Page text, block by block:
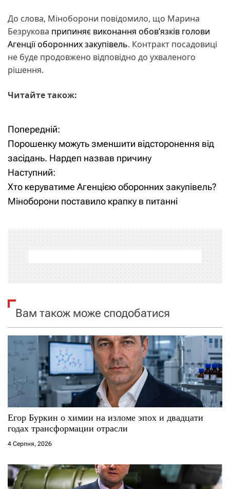
До слова, Міноборони повідомило, що Марина
Безрукова припиняє виконання обов’язків голови
Агенції оборонних закупівель. Контракт посадовиці
не буде продовжено відповідно до ухваленого
рішення.
Читайте також:
Н
а
в
і
а
ц
і
я
з
а
п
и
с
і
в
Попередній:
Порошенку можуть зменшити відсторонення від
засідань. Нардеп назвав причину
Наступний:
Хто керуватиме Агенцією оборонних закупівель?
Міноборони поставило крапку в питанні
Вам також може сподобатися
Егор Буркин о химии на изломе эпох и двадцати
годах трансформации отрасли
4 Серпня, 2026